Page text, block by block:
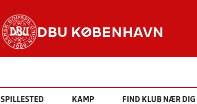
DBU KØBENHAVN
SPILLESTED KAMP FIND KLUB NÆR DIG